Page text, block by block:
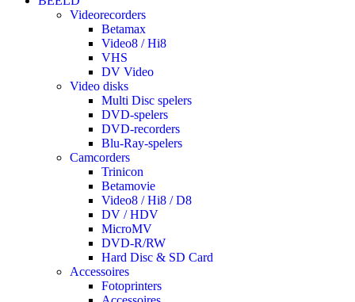
Videorecorders
Betamax
Video8 / Hi8
VHS
DV Video
Video disks
Multi Disc spelers
DVD-spelers
DVD-recorders
Blu-Ray-spelers
Camcorders
Trinicon
Betamovie
Video8 / Hi8 / D8
DV / HDV
MicroMV
DVD-R/RW
Hard Disc & SD Card
Accessoires
Fotoprinters